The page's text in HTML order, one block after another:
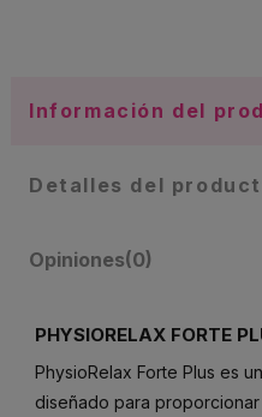
Información del
Detalles del
Opiniones(0)
PHYSIORELAX FORTE
PhysioRelax Forte Plus es
diseñado para